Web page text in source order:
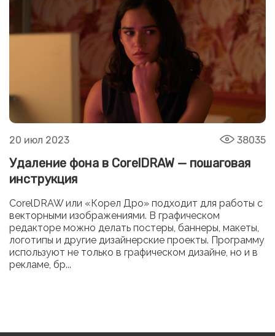
20 июл 2023 38035
Удаление фона в CorelDRAW — пошаговая
инструкция
CorelDRAW или «Корел Дро» подходит для работы с
векторными изображениями. В графическом
редакторе можно делать постеры, баннеры, макеты,
логотипы и другие дизайнерские проекты. Программу
используют не только в графическом дизайне, но и в
рекламе, бр...